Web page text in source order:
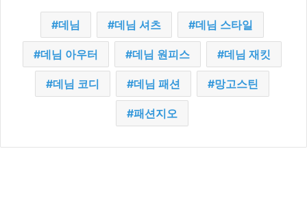
데님 데님 셔츠 데님 스타일
데님 아우터 데님 원피스 데님 재킷
데님 코디 데님 패션 망고스틴
패션지오